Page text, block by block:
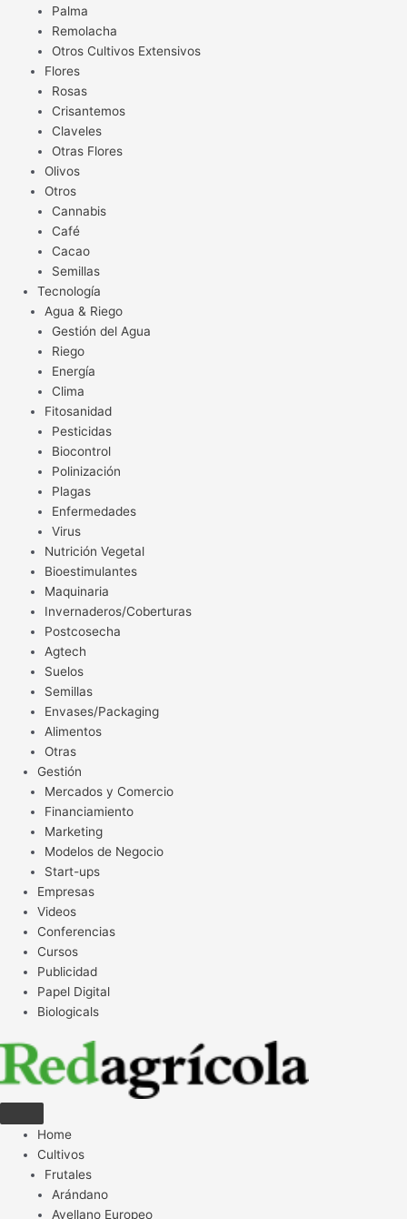
Palma
Remolacha
Otros Cultivos Extensivos
Flores
Rosas
Crisantemos
Claveles
Otras Flores
Olivos
Otros
Cannabis
Café
Cacao
Semillas
Tecnología
Agua & Riego
Gestión del Agua
Riego
Energía
Clima
Fitosanidad
Pesticidas
Biocontrol
Polinización
Plagas
Enfermedades
Virus
Nutrición Vegetal
Bioestimulantes
Maquinaria
Invernaderos/Coberturas
Postcosecha
Agtech
Suelos
Semillas
Envases/Packaging
Alimentos
Otras
Gestión
Mercados y Comercio
Financiamiento
Marketing
Modelos de Negocio
Start-ups
Empresas
Videos
Conferencias
Cursos
Publicidad
Papel Digital
Biologicals
Home
Cultivos
Frutales
Arándano
Avellano Europeo